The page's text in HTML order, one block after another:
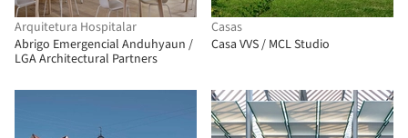
Arquitetura Hospitalar
Abrigo Emergencial Anduhyaun /
LGA Architectural Partners
Casas
Casa VVS / MCL Studio